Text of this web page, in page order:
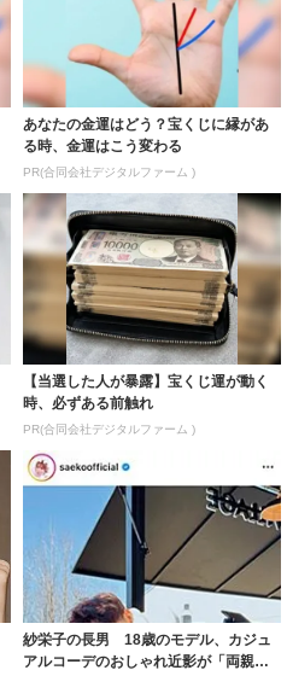
あなたの金運はどう？宝くじに縁があ
る時、金運はこう変わる
PR(合同会社デジタルファーム )
【当選した人が暴露】宝くじ運が動く
時、必ずある前触れ
PR(合同会社デジタルファーム )
紗栄子の長男 18歳のモデル、カジュ
アルコーデのおしゃれ近影が「両親の